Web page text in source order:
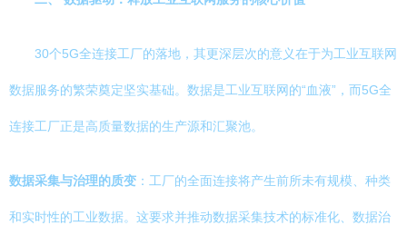
30个5G全连接工厂的落地，其更深层次的意义在于为工业互联网
数据服务的繁荣奠定坚实基础。数据是工业互联网的“血液”，而5G全
连接工厂正是高质量数据的生产源和汇聚池。
数据采集与治理的质变 ：工厂的全面连接将产生前所未有规模、种类
和实时性的工业数据。这要求并推动数据采集技术的标准化、数据治